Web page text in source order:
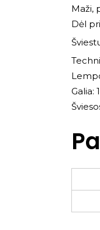
Maži,
Dėl
Galia: